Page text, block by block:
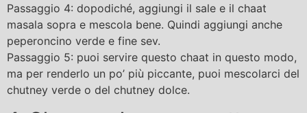
Passaggio 4: dopodiché, aggiungi il sale e il chaat
masala sopra e mescola bene. Quindi aggiungi anche
peperoncino verde e fine sev.
Passaggio 5: puoi servire questo chaat in questo modo,
ma per renderlo un po’ più piccante, puoi mescolarci del
chutney verde o del chutney dolce.